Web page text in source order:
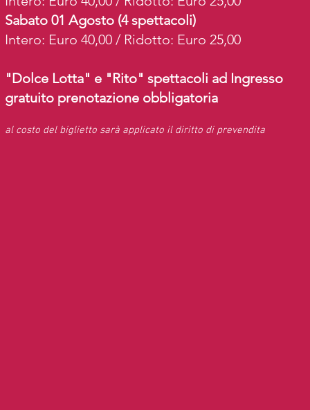
Sabato 01 Agosto (4 spettacoli)
Intero: Euro 40,00 / Ridotto: Euro 25,00
"Dolce Lotta" e "Rito" spettacoli ad Ingresso
gratuito prenotazione obbligatoria
al costo del biglietto sarà applicato il diritto di prevendita